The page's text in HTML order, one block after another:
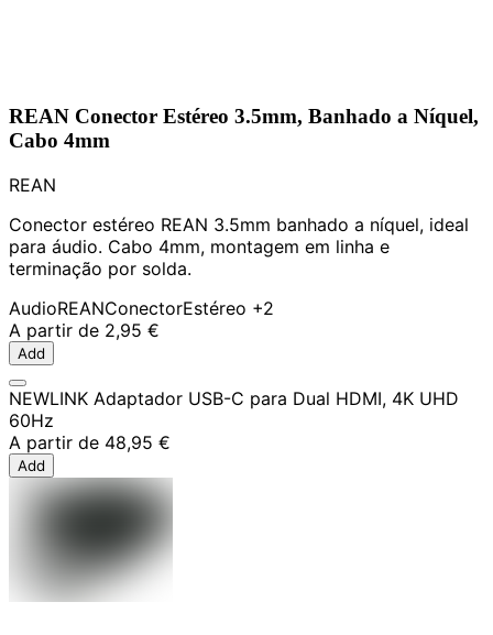
REAN Conector Estéreo 3.5mm, Banhado a Níquel,
Cabo 4mm
REAN
Conector estéreo REAN 3.5mm banhado a níquel, ideal
para áudio. Cabo 4mm, montagem em linha e
terminação por solda.
AudioREANConectorEstéreo +2
A partir de 2,95 €
Add
NEWLINK Adaptador USB-C para Dual HDMI, 4K UHD
60Hz
A partir de 48,95 €
Add